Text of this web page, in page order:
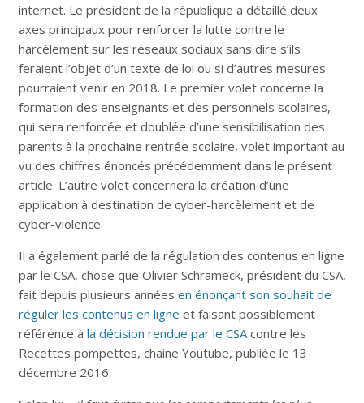
internet. Le président de la république a détaillé deux
axes principaux pour renforcer la lutte contre le
harcèlement sur les réseaux sociaux sans dire s’ils
feraient l’objet d’un texte de loi ou si d’autres mesures
pourraient venir en 2018. Le premier volet concerne la
formation des enseignants et des personnels scolaires,
qui sera renforcée et doublée d’une sensibilisation des
parents à la prochaine rentrée scolaire, volet important au
vu des chiffres énoncés précédemment dans le présent
article. L’autre volet concernera la création d’une
application à destination de cyber-harcèlement et de
cyber-violence.
Il a également parlé de la régulation des contenus en ligne
par le CSA, chose que Olivier Schrameck, président du CSA,
fait depuis plusieurs années en énonçant son souhait de
réguler les contenus en ligne et faisant possiblement
référence à la décision rendue par le CSAcontre les
Recettes pompettes, chaine Youtube, publiée le 13
décembre 2016.